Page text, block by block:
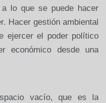
lo que se puede hacer
Hacer gestión ambiental
ejercer el poder político
económico desde una
vacío, que es la